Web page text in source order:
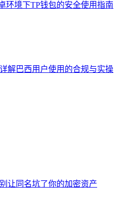
环境下TP钱包的安全使用指南
解巴西用户使用的合规与实操
让同名坑了你的加密资产